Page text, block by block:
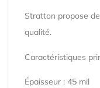
Stratton propose
qualité.
Caractéristiques
Épaisseur : 45 mil